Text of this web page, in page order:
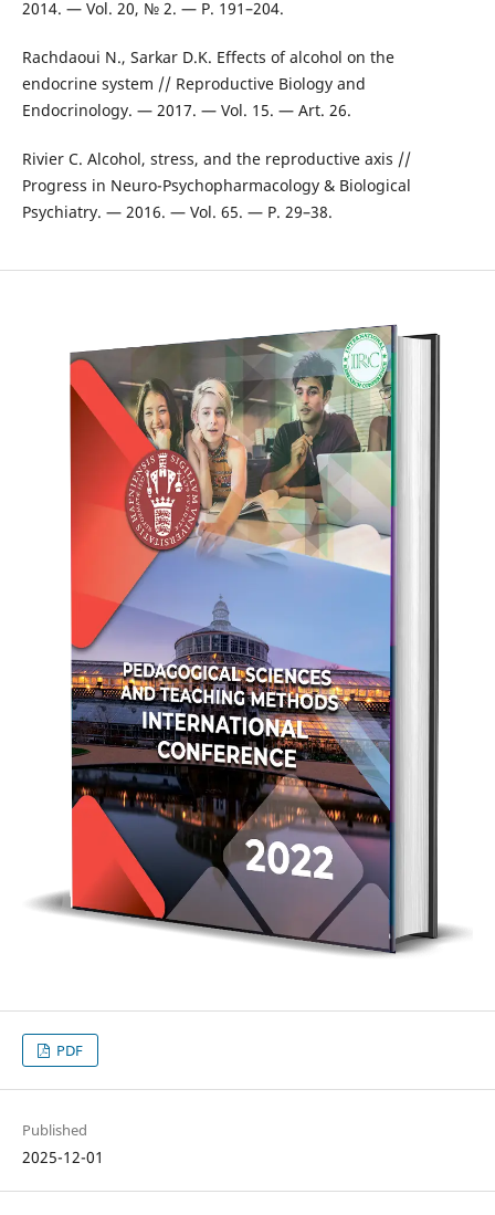
2014. — Vol. 20, № 2. — P. 191–204.
Rachdaoui N., Sarkar D.K. Effects of alcohol on the
endocrine system // Reproductive Biology and
Endocrinology. — 2017. — Vol. 15. — Art. 26.
Rivier C. Alcohol, stress, and the reproductive axis //
Progress in Neuro-Psychopharmacology & Biological
Psychiatry. — 2016. — Vol. 65. — P. 29–38.
PDF
Published
2025-12-01